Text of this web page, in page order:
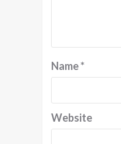
Name*
Website